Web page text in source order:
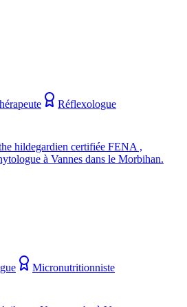
Réflexologue
hildegardien certifiée FENA ,
à Vannes dans le Morbihan.
Micronutritionniste